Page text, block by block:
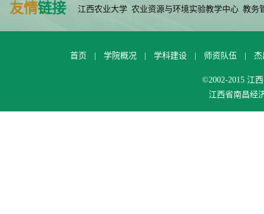
友情链接 江西农业大学 农业资源与环境实验教学中心 教务
首页 学院概况 学科建设 师资队伍 杰
©2002-2015
江西省南昌